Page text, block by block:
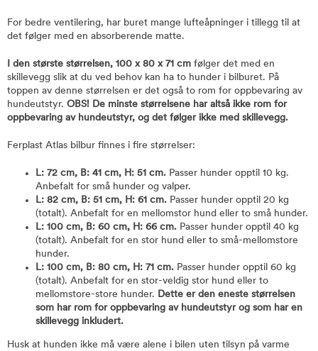
For bedre ventilering, har buret mange lufteåpninger i tillegg til at
det følger med en absorberende matte.
I den største størrelsen, 100 x 80 x 71 cm følger det med en
skillevegg slik at du ved behov kan ha to hunder i bilburet. På
toppen av denne størrelsen er det også to rom for oppbevaring av
hundeutstyr. OBS! De minste størrelsene har altså ikke rom for
oppbevaring av hundeutstyr, og det følger ikke med skillevegg.
Ferplast Atlas bilbur finnes i fire størrelser:
L: 72 cm, B: 41 cm, H: 51 cm. Passer hunder opptil 10 kg.
Anbefalt for små hunder og valper.
L: 82 cm, B: 51 cm, H: 61 cm. Passer hunder opptil 20 kg
(totalt). Anbefalt for en mellomstor hund eller to små hunder.
L: 100 cm, B: 60 cm, H: 66 cm. Passer hunder opptil 40 kg
(totalt). Anbefalt for en stor hund eller to små-mellomstore
hunder.
L: 100 cm, B: 80 cm, H: 71 cm. Passer hunder opptil 60 kg
(totalt). Anbefalt for en stor-veldig stor hund eller to
mellomstore-store hunder. Dette er den eneste størrelsen
som har rom for oppbevaring av hundeutstyr og som har en
skillevegg inkludert.
Husk at hunden ikke må være alene i bilen uten tilsyn på varme